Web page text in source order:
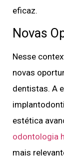
eficaz.
Novas
Nesse
novas
dentistas. A
estética
odontologia
mais